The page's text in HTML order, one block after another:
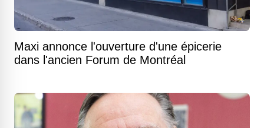
Maxi annonce l'ouverture d'une épicerie
dans l'ancien Forum de Montréal